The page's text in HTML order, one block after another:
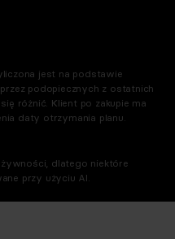
jest na podstawie
podopiecznych z ostatnich
różnić. Klient po zakupie ma
daty otrzymania planu.
dlatego niektóre
przy użyciu AI.